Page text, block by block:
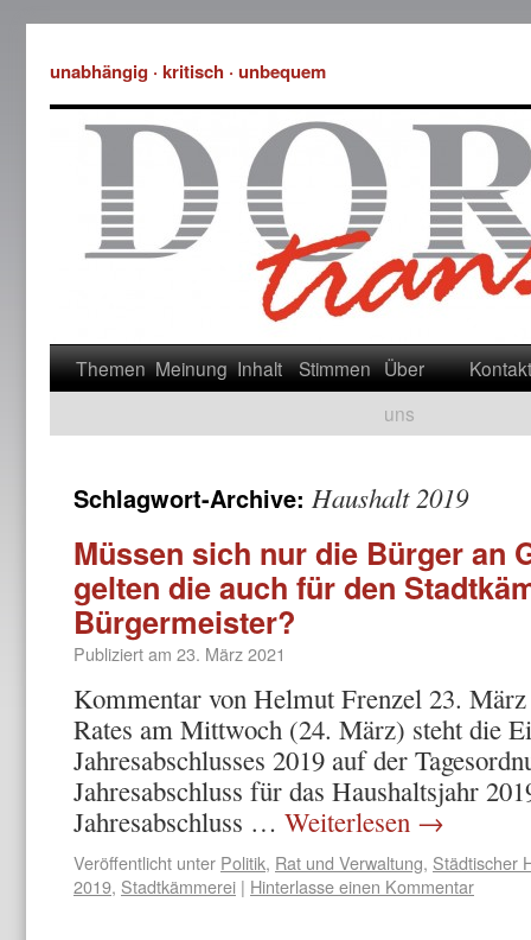
unabhängig · kritisch · unbequem
Themen Meinung Inhalt Stimmen Über
uns
Kontakt
Schlagwort-Archive: Haushalt 2019
Müssen sich nur die Bürger an
gelten die auch für den
Bürgermeister?
Publiziert am 23. März 2021
Kommentar von Helmut Frenzel 23.
Rates am Mittwoch (24. März) steht die
Jahresabschlusses 2019 auf der
Jahresabschluss für das Haushaltsjahr
Jahresabschluss … Weiterlesen →
Veröffentlicht unter Politik, Rat und Verwaltung, Städtischer
2019, Stadtkämmerei | Hinterlasse einen Kommentar